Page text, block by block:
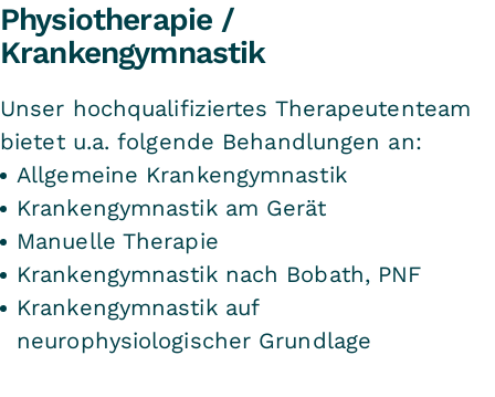
Physiotherapie /
Krankengymnastik
Unser hochqualifiziertes Therapeutenteam
bietet u.a. folgende Behandlungen an:
Allgemeine Krankengymnastik
Krankengymnastik am Gerät
Manuelle Therapie
Krankengymnastik nach Bobath, PNF
Krankengymnastik auf
neurophysiologischer Grundlage